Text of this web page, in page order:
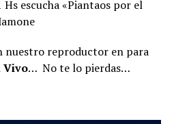
Hs escucha «Piantaos por el
nuestro reproductor en para
Vivo… No te lo pierdas…